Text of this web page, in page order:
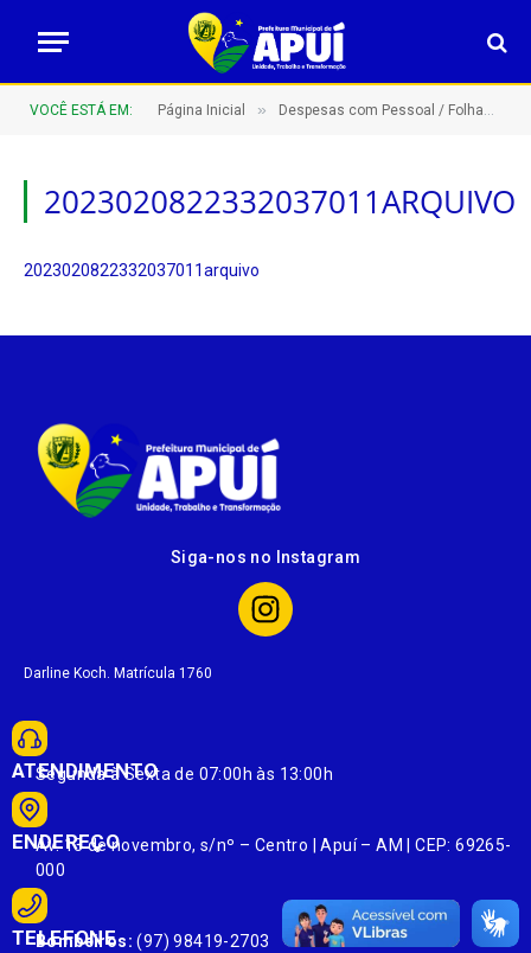
VOCÊ ESTÁ EM: Página Inicial » Despesas com Pessoal / Folhas de Pagamento
2023020822332037011ARQUIVO
2023020822332037011arquivo
Siga-nos no Instagram
Darline Koch. Matrícula 1760
ATENDIMENTO
Segunda à Sexta de 07:00h às 13:00h
ENDEREÇO
Av. 13 de novembro, s/nº – Centro | Apuí – AM | CEP: 69265-
000
TELEFONE
Bombeiros: (97) 98419-2703